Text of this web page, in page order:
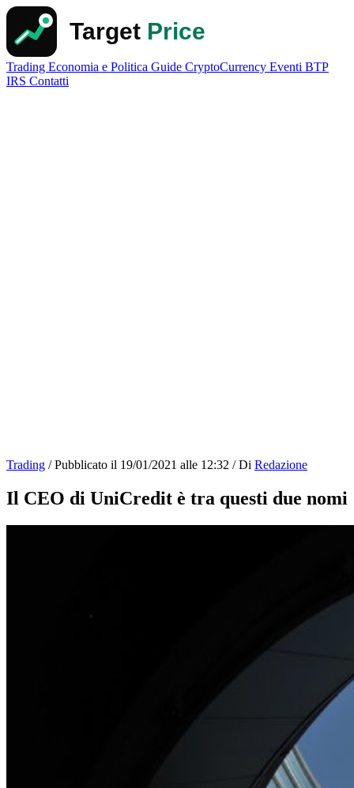
Trading Economia e Politica Guide CryptoCurrency Eventi BTP
IRS Contatti
Trading / Pubblicato il 19/01/2021 alle 12:32 / Di Redazione
Il CEO di UniCredit è tra questi due nomi